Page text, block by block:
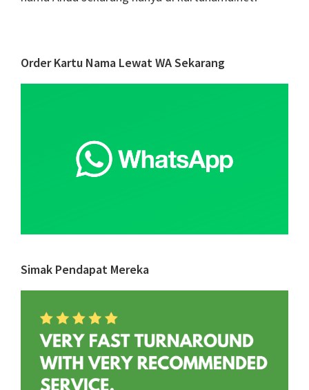
Primary
Sidebar
Order Kartu Nama Lewat WA Sekarang
Simak Pendapat Mereka